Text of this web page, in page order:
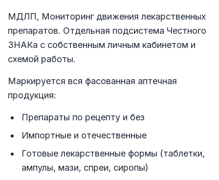
МДЛП, Мониторинг движения лекарственных
препаратов. Отдельная подсистема Честного
ЗНАКа с собственным личным кабинетом и
схемой работы.
Маркируется вся фасованная аптечная
продукция:
Препараты по рецепту и без
Импортные и отечественные
Готовые лекарственные формы (таблетки,
ампулы, мази, спреи, сиропы)